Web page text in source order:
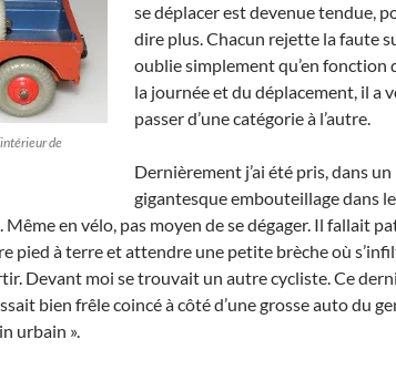
de
se déplacer est devenue tendue,
dire plus. Chacun rejette la faute
oublie simplement qu’en fonction
la journée et du déplacement, il a
passer d’une catégorie à l’autre.
Dernièrement j’ai été pris, dans un
gigantesque embouteillage dans
Même en vélo, pas moyen de se dégager. Il fallait
pied à terre et attendre une petite brèche où
Devant moi se trouvait un autre cycliste. Ce
bien frêle coincé à côté d’une grosse auto du
urbain ».